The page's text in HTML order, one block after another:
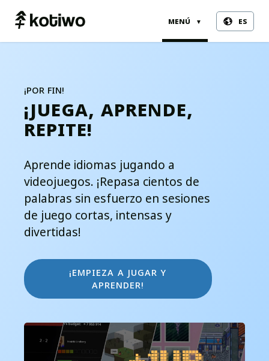
menú ▼ es
¡por fin!
¡juega, aprende,
repite!
Aprende idiomas jugando a
videojuegos. ¡Repasa cientos de
palabras sin esfuerzo en sesiones
de juego cortas, intensas y
divertidas!
¡empieza a jugar y
aprender!